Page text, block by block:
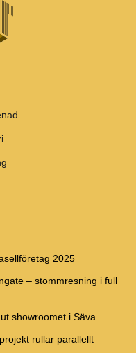
2025
– stommresning i full
showroomet i Säva
rullar parallellt